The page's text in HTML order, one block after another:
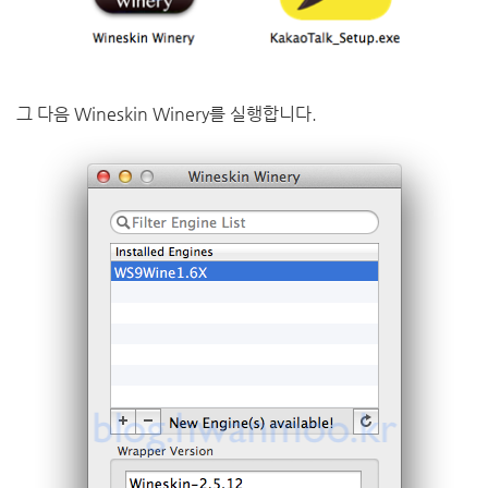
그 다음 Wineskin Winery를 실행합니다.